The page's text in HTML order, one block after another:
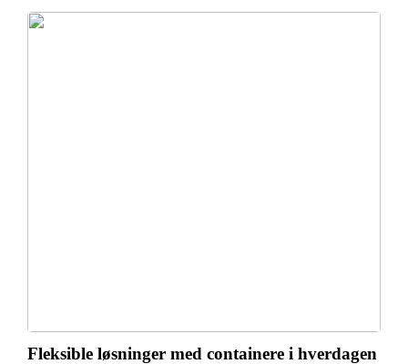
Fleksible løsninger med containere i hverdagen